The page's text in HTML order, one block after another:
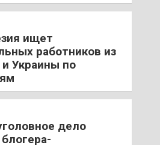
ищет
работников из
Украины по
дело